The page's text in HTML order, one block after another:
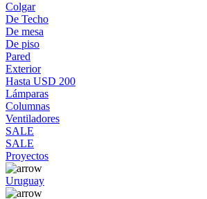
Colgar
De Techo
De mesa
De piso
Pared
Exterior
Hasta USD 200
Lámparas
Columnas
Ventiladores
SALE
SALE
Proyectos
Uruguay